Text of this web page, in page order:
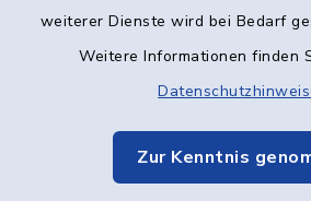
weiterer Dienste wird bei Bedarf
Weitere Informationen finden
Zur Kenntnis
Elektronische
Sitemap
Cookie-